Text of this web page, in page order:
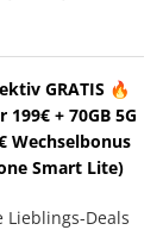
GRATIS 🔥
+ 70GB 5G
Wechselbonus
Smart Lite)
Deals